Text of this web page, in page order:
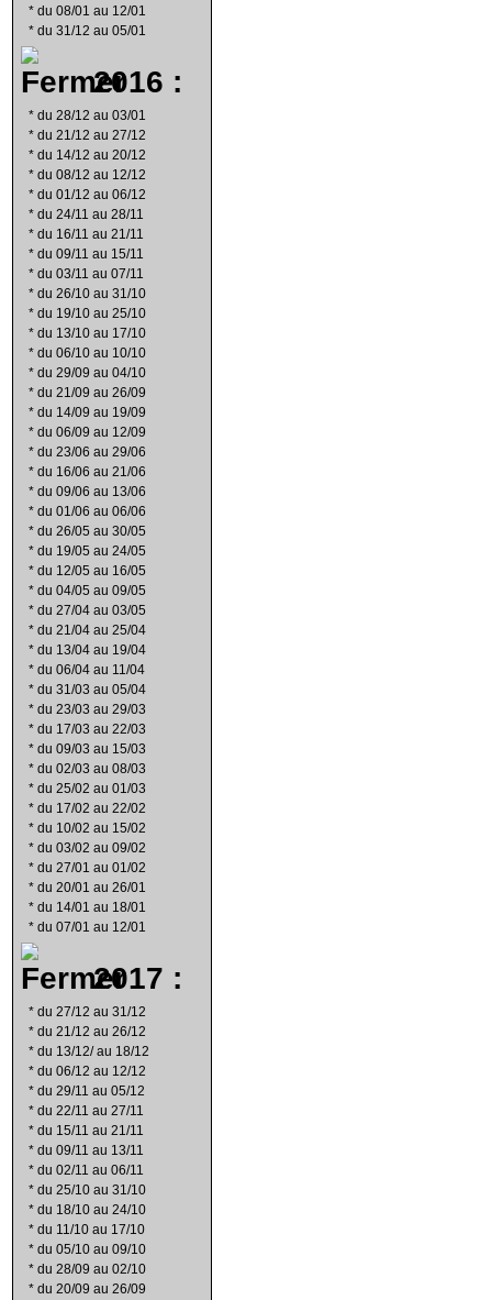
* du 08/01 au 12/01
* du 31/12 au 05/01
2016 :
* du 28/12 au 03/01
* du 21/12 au 27/12
* du 14/12 au 20/12
* du 08/12 au 12/12
* du 01/12 au 06/12
* du 24/11 au 28/11
* du 16/11 au 21/11
* du 09/11 au 15/11
* du 03/11 au 07/11
* du 26/10 au 31/10
* du 19/10 au 25/10
* du 13/10 au 17/10
* du 06/10 au 10/10
* du 29/09 au 04/10
* du 21/09 au 26/09
* du 14/09 au 19/09
* du 06/09 au 12/09
* du 23/06 au 29/06
* du 16/06 au 21/06
* du 09/06 au 13/06
* du 01/06 au 06/06
* du 26/05 au 30/05
* du 19/05 au 24/05
* du 12/05 au 16/05
* du 04/05 au 09/05
* du 27/04 au 03/05
* du 21/04 au 25/04
* du 13/04 au 19/04
* du 06/04 au 11/04
* du 31/03 au 05/04
* du 23/03 au 29/03
* du 17/03 au 22/03
* du 09/03 au 15/03
* du 02/03 au 08/03
* du 25/02 au 01/03
* du 17/02 au 22/02
* du 10/02 au 15/02
* du 03/02 au 09/02
* du 27/01 au 01/02
* du 20/01 au 26/01
* du 14/01 au 18/01
* du 07/01 au 12/01
2017 :
* du 27/12 au 31/12
* du 21/12 au 26/12
* du 13/12/ au 18/12
* du 06/12 au 12/12
* du 29/11 au 05/12
* du 22/11 au 27/11
* du 15/11 au 21/11
* du 09/11 au 13/11
* du 02/11 au 06/11
* du 25/10 au 31/10
* du 18/10 au 24/10
* du 11/10 au 17/10
* du 05/10 au 09/10
* du 28/09 au 02/10
* du 20/09 au 26/09